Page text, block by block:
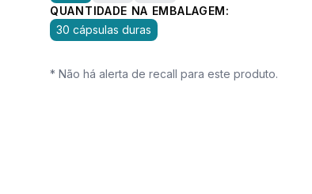
QUANTIDADE NA EMBALAGEM:
30 cápsulas duras
* Não há alerta de recall para este produto.